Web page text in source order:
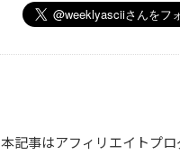
本記事はアフィリエイトプ